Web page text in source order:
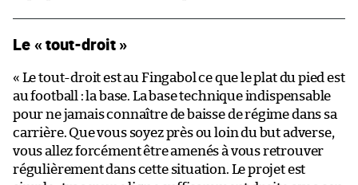
Le « tout-droit »
« Le tout-droit est au Fingabol ce que le plat du pied est
au football : la base. La base technique indispensable
pour ne jamais connaître de baisse de régime dans sa
carrière. Que vous soyez près ou loin du but adverse,
vous allez forcément être amenés à vous retrouver
régulièrement dans cette situation. Le projet est